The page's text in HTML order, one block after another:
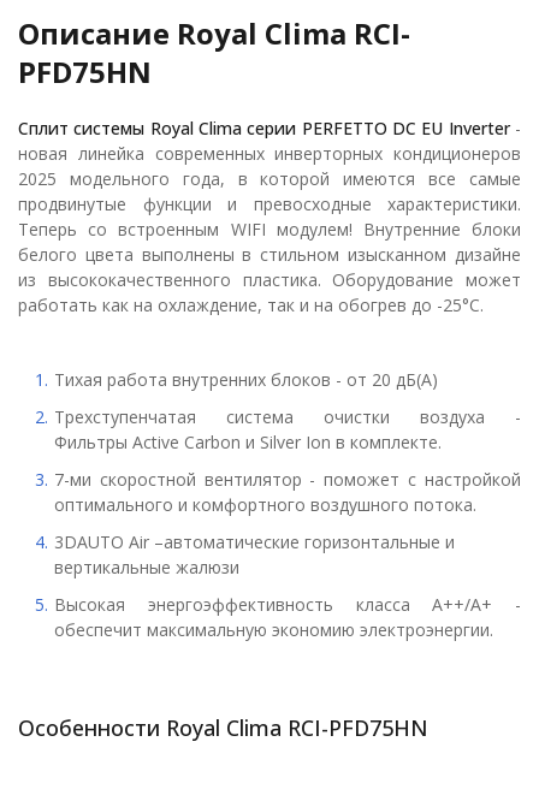
Описание Royal Clima RCI-
PFD75HN
Сплит системы Royal Clima серии PERFETTO DC EU Inverter-
новая линейка современных инверторных кондиционеров
2025 модельного года, в которой имеются все самые
продвинутые функции и превосходные характеристики.
Теперь со встроенным WIFI модулем! Внутренние блоки
белого цвета выполнены в стильном изысканном дизайне
из высококачественного пластика. Оборудование может
работать как на охлаждение, так и на обогрев до -25°С.
Тихая работа внутренних блоков - от 20 дБ(А)
Трехступенчатая система очистки воздуха -
Фильтры Active Carbon и Silver Ion в комплекте.
7-ми скоростной вентилятор - поможет с настройкой
оптимального и комфортного воздушного потока.
3DAUTO Air –автоматические горизонтальные и
вертикальные жалюзи
Высокая энергоэффективность классаA++/A+ -
обеспечит максимальную экономию электроэнергии.
Особенности Royal Clima RCI-PFD75HN